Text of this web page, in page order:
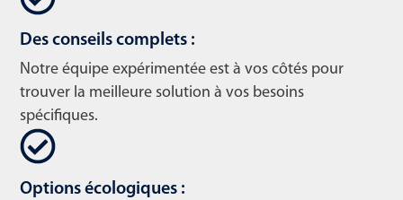
Des conseils complets :
Notre équipe expérimentée est à vos côtés pour
trouver la meilleure solution à vos besoins
spécifiques.
Options écologiques :